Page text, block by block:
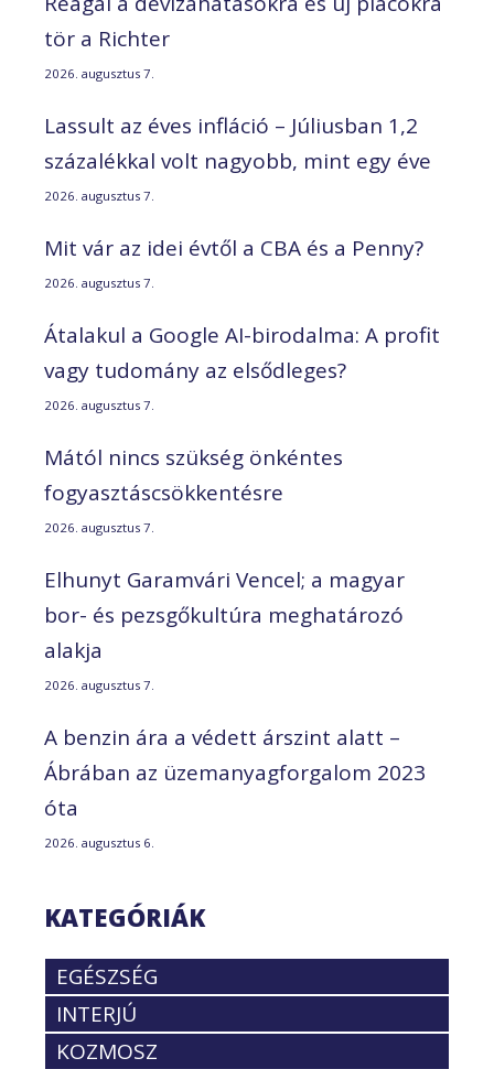
tör a Richter
2026. augusztus 7.
Lassult az éves infláció – Júliusban 1,2
százalékkal volt nagyobb, mint egy éve
2026. augusztus 7.
Mit vár az idei évtől a CBA és a Penny?
2026. augusztus 7.
Átalakul a Google AI-birodalma: A profit
vagy tudomány az elsődleges?
2026. augusztus 7.
Mától nincs szükség önkéntes
fogyasztáscsökkentésre
2026. augusztus 7.
Elhunyt Garamvári Vencel; a magyar
bor- és pezsgőkultúra meghatározó
alakja
2026. augusztus 7.
A benzin ára a védett árszint alatt –
Ábrában az üzemanyagforgalom 2023
óta
2026. augusztus 6.
KATEGÓRIÁK
EGÉSZSÉG
INTERJÚ
KOZMOSZ